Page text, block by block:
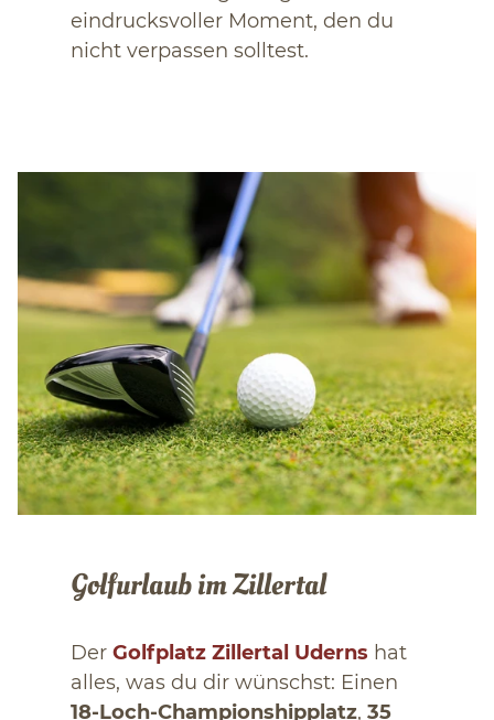
eindrucksvoller Moment, den du
nicht verpassen solltest.
Golfurlaub im Zillertal
Der Golfplatz Zillertal Uderns hat
alles, was du dir wünschst: Einen
18-Loch-Championshipplatz, 35